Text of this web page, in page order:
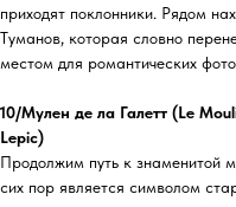
приходят поклонники. Рядом
Туманов, которая словно
местом для романтических
10/Мулен де ла Галетт (Le
Lepic)
Продолжим путь к знаменитой
сих пор является символом